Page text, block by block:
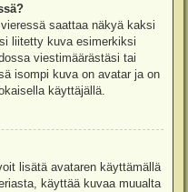
saattaa näkyä kaksi
liitetty kuva esimerkiksi
viestimäärästäsi tai
isompi kuva on avatar ja on
käyttäjällä.
lisätä avataren käyttämällä
käyttää kuvaa muualta